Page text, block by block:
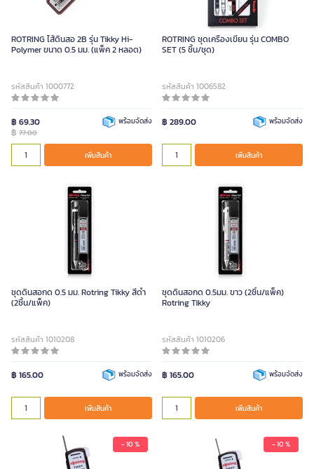
ROTRING ไส้ดินสอ 2B รุ่น Tikky Hi-
Polymer ขนาด 0.5 มม. (แพ็ค 2 หลอด)
รหัสสินค้า 1000772
฿ 69.30
฿ 77.00
พร้อมจัดส่ง
เพิ่มสินค้า
ROTRING ชุดเครื่องเขียน รุ่น COMBO
SET (5 ชิ้น/ชุด)
รหัสสินค้า 1006582
฿ 289.00 พร้อมจัดส่ง
เพิ่มสินค้า
ชุดดินสอกด 0.5 มม. Rotring Tikky สีดำ
(2ชิ้น/แพ็ค)
รหัสสินค้า 1010208
฿ 165.00 พร้อมจัดส่ง
เพิ่มสินค้า
ชุดดินสอกด 0.5มม. ขาว (2ชิ้น/แพ็ค)
Rotring Tikky
รหัสสินค้า 1010206
฿ 165.00 พร้อมจัดส่ง
เพิ่มสินค้า
- 10 % - 10 %